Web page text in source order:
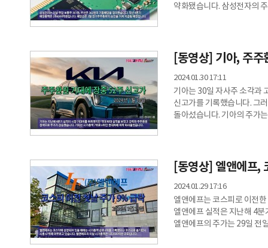
약화됐습니다. 삼성전자의
막지는 못했습니다. 삼성전
결의했습니다. 작년 4분
[동영상] 기아, 주
2024.01.30 17:11
기아는 30일 자사주 소각과
신고가를 기록했습니다. 그
돌아섰습니다. 기아의 주가
평가받으면 주가도 오를 수
역대 최대 실적을 보였고 강
[동영상] 엘앤에프,
2024.01.29 17:16
엘앤에프는 코스피로 이전
엘앤에프 실적은 지난해 4
엘앤에프의 주가는 29일 전